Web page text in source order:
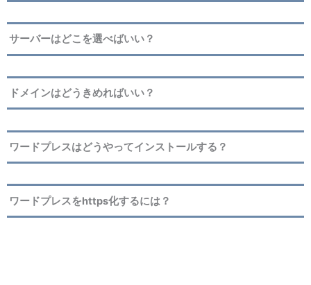
サーバーはどこを選べばいい？
ドメインはどうきめればいい？
ワードプレスはどうやってインストールする？
ワードプレスをhttps化するには？